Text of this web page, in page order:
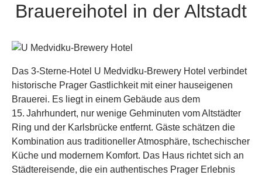
Brauereihotel in der Altstadt
Das 3-Sterne-Hotel U Medvidku-Brewery Hotel verbindet
historische Prager Gastlichkeit mit einer hauseigenen
Brauerei. Es liegt in einem Gebäude aus dem
15. Jahrhundert, nur wenige Gehminuten vom Altstädter
Ring und der Karlsbrücke entfernt. Gäste schätzen die
Kombination aus traditioneller Atmosphäre, tschechischer
Küche und modernem Komfort. Das Haus richtet sich an
Städtereisende, die ein authentisches Prager Erlebnis